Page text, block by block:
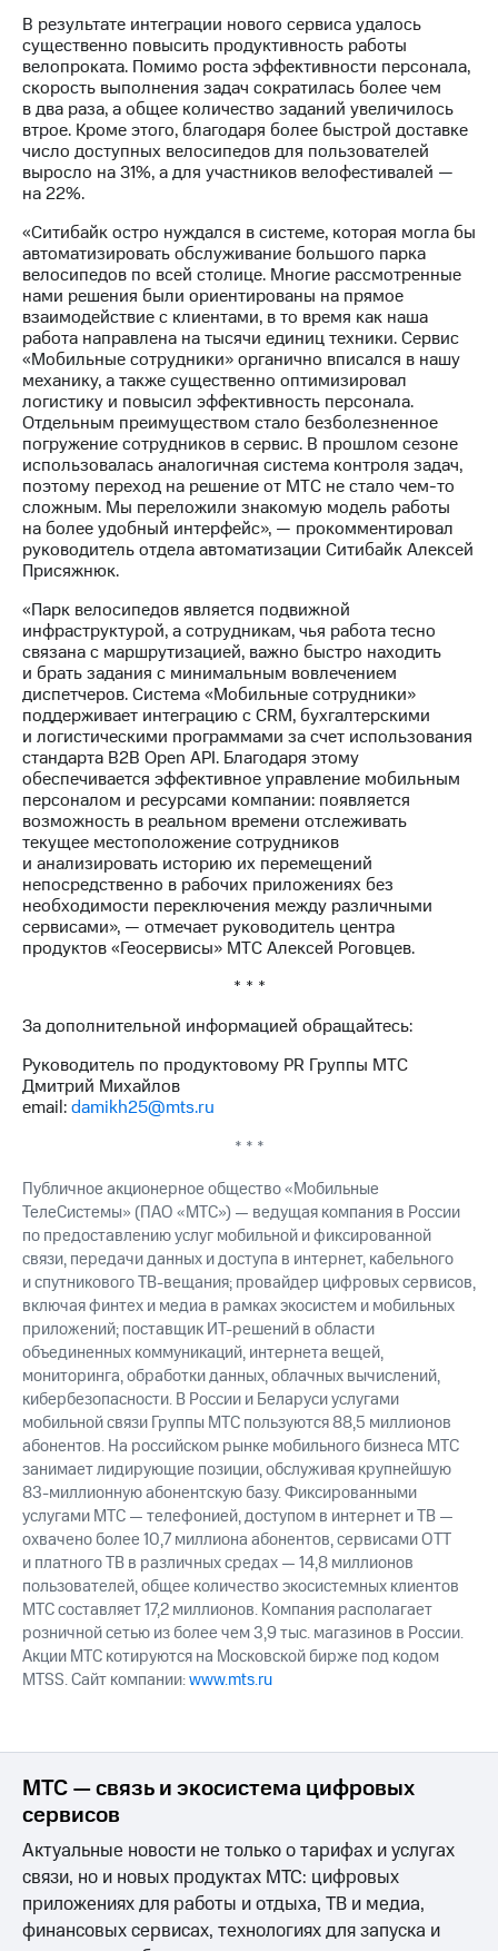
Документы
ПАО
"МТС"
Собрания
акционеров
Личный
кабинет
акционера
Контроль
и
аудит
Рынок
акций
Описание
Программа
приобретения
Порядок
выкупа
акций
Дивиденды
Рынок
облигаций
Описание
Уведомление
о
погашении
именных
облигаций
Другое
Регистратор
Реквизиты
Контакты
развитие
деловая этика
На главную
В результате интеграции нового сервиса удалось
существенно повысить продуктивность работы
велопроката. Помимо роста эффективности персонала,
скорость выполнения задач сократилась более чем
в два раза, а общее количество заданий увеличилось
втрое. Кроме этого, благодаря более быстрой доставке
число доступных велосипедов для пользователей
выросло на 31%, а для участников велофестивалей —
на 22%.
«Ситибайк остро нуждался в системе, которая могла бы
автоматизировать обслуживание большого парка
велосипедов по всей столице. Многие рассмотренные
нами решения были ориентированы на прямое
взаимодействие с клиентами, в то время как наша
работа направлена на тысячи единиц техники. Сервис
«Мобильные сотрудники» органично вписался в нашу
механику, а также существенно оптимизировал
логистику и повысил эффективность персонала.
Отдельным преимуществом стало безболезненное
погружение сотрудников в сервис. В прошлом сезоне
использовалась аналогичная система контроля задач,
поэтому переход на решение от МТС не стало чем-то
сложным. Мы переложили знакомую модель работы
на более удобный интерфейс», — прокомментировал
руководитель отдела автоматизации Ситибайк Алексей
Присяжнюк.
«Парк велосипедов является подвижной
инфраструктурой, а сотрудникам, чья работа тесно
связана с маршрутизацией, важно быстро находить
и брать задания с минимальным вовлечением
диспетчеров. Система «Мобильные сотрудники»
поддерживает интеграцию с CRM, бухгалтерскими
и логистическими программами за счет использования
стандарта B2B Open API. Благодаря этому
обеспечивается эффективное управление мобильным
персоналом и ресурсами компании: появляется
возможность в реальном времени отслеживать
текущее местоположение сотрудников
и анализировать историю их перемещений
непосредственно в рабочих приложениях без
необходимости переключения между различными
сервисами», — отмечает руководитель центра
продуктов «Геосервисы» МТС Алексей Роговцев.
* * *
За дополнительной информацией обращайтесь:
Руководитель по продуктовому PR Группы МТС
Дмитрий Михайлов
email:damikh25@mts.ru
* * *
Публичное акционерное общество «Мобильные
ТелеСистемы» (ПАО «МТС») — ведущая компания в России
по предоставлению услуг мобильной и фиксированной
связи, передачи данных и доступа в интернет, кабельного
и спутникового ТВ-вещания; провайдер цифровых сервисов,
включая финтех и медиа в рамках экосистем и мобильных
приложений; поставщик ИТ-решений в области
объединенных коммуникаций, интернета вещей,
мониторинга, обработки данных, облачных вычислений,
кибербезопасности. В России и Беларуси услугами
мобильной связи Группы МТС пользуются 88,5 миллионов
абонентов. На российском рынке мобильного бизнеса МТС
занимает лидирующие позиции, обслуживая крупнейшую
83-миллионную абонентскую базу. Фиксированными
услугами МТС — телефонией, доступом в интернет и ТВ —
охвачено более 10,7 миллиона абонентов, сервисами OTT
и платного ТВ в различных средах — 14,8 миллионов
пользователей, общее количество экосистемных клиентов
МТС составляет 17,2 миллионов. Компания располагает
розничной сетью из более чем 3,9 тыс. магазинов в России.
Акции МТС котируются на Московской бирже под кодом
MTSS. Сайт компании:www.mts.ru
МТС — связь и экосистема цифровых
сервисов
Актуальные новости не только о тарифах и услугах
связи, но и новых продуктах МТС: цифровых
приложениях для работы и отдыха, ТВ и медиа,
финансовых сервисах, технологиях для запуска и